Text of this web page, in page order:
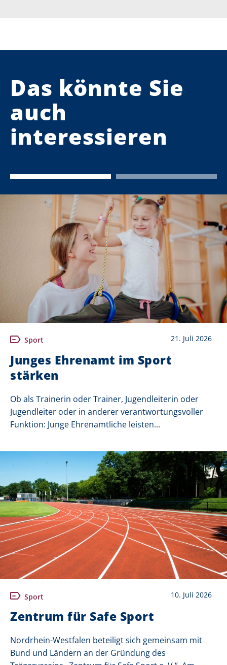
Das könnte Sie
auch
interessieren
Sport 21. Juli 2026
Junges Ehrenamt im Sport
stärken
Ob als Trainerin oder Trainer, Jugendleiterin oder
Jugendleiter oder in anderer verantwortungsvoller
Funktion: Junge Ehrenamtliche leisten...
Sport 10. Juli 2026
Zentrum für Safe Sport
Nordrhein-Westfalen beteiligt sich gemeinsam mit
Bund und Ländern an der Gründung des